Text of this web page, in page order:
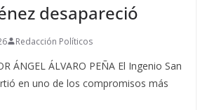
desapareció
Redacción Políticos
ÁNGEL ÁLVARO PEÑA El Ingenio San
en uno de los compromisos más